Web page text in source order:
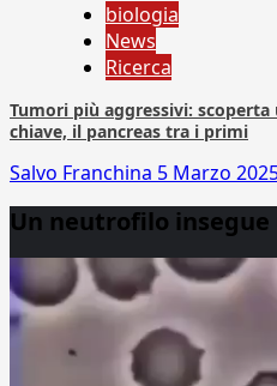
biologia
News
Ricerca
Tumori più aggressivi:
chiave, il pancreas tra i primi
Salvo Franchina 5 Marzo
Un neutrofilo
Player